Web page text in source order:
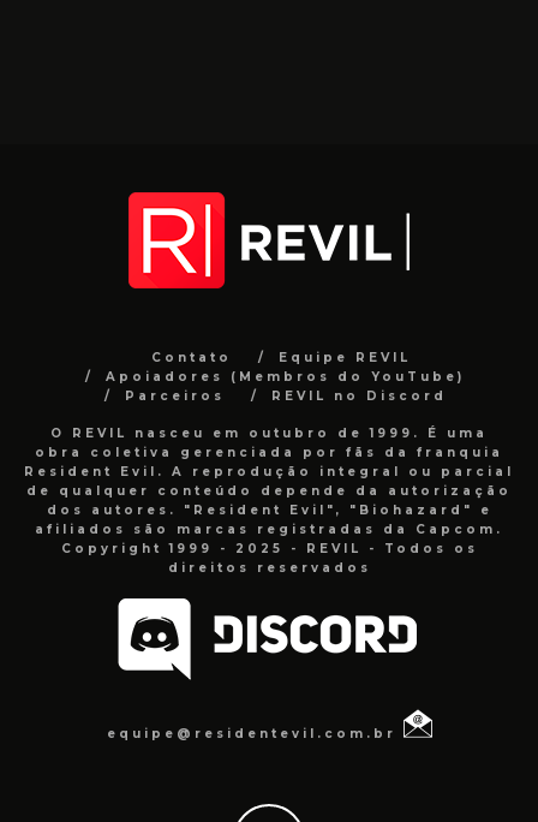
Contato
Equipe REVIL
Apoiadores (Membros do YouTube)
Parceiros
REVIL no Discord
O REVIL nasceu em outubro de 1999. É uma
obra coletiva gerenciada por fãs da franquia
Resident Evil. A reprodução integral ou parcial
de qualquer conteúdo depende da autorização
dos autores. "Resident Evil", "Biohazard" e
afiliados são marcas registradas da Capcom.
Copyright 1999 - 2025 - REVIL - Todos os
direitos reservados
equipe@residentevil.com.br